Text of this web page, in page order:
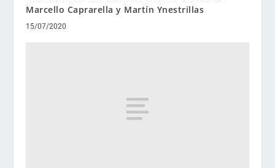
Marcello Caprarella y Martín Ynestrillas
15/07/2020